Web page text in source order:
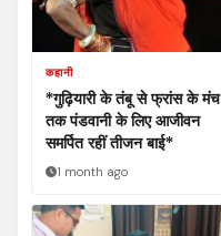
कहानी
*गुढ़ियारी के तंबू से फ्रांस के मंच
तक पंडवानी के लिए आजीवन
समर्पित रहीं तीजन बाई*
1 month ago